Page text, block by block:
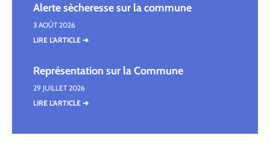
Alerte sècheresse sur la commune
3 AOÛT 2026
LIRE L'ARTICLE ➔
Représentation sur la Commune
29 JUILLET 2026
LIRE L'ARTICLE ➔